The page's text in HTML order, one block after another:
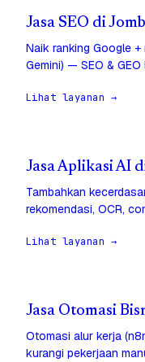
Jasa SEO di
Naik ranking Google +
Gemini) — SEO & GEO
Lihat layanan →
Jasa Aplikasi AI
Tambahkan
rekomendasi, OCR,
Lihat layanan →
Jasa Otomasi
Otomasi alur kerja
kurangi pekerjaan